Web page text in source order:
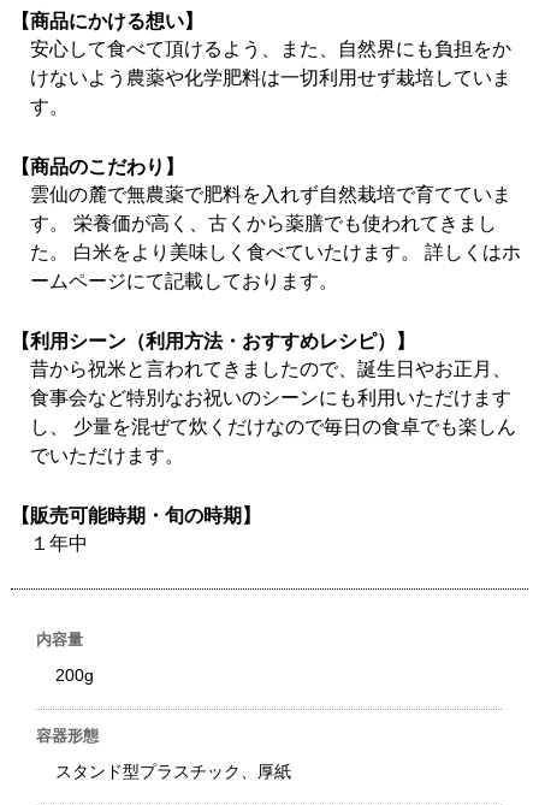
【商品にかける想い】
安心して食べて頂けるよう、また、自然界にも負担をか
けないよう農薬や化学肥料は一切利用せず栽培していま
す。
【商品のこだわり】
雲仙の麓で無農薬で肥料を入れず自然栽培で育てていま
す。 栄養価が高く、古くから薬膳でも使われてきまし
た。 白米をより美味しく食べていたけます。 詳しくはホ
ームページにて記載しております。
【利用シーン（利用方法・おすすめレシピ）】
昔から祝米と言われてきましたので、誕生日やお正月、
食事会など特別なお祝いのシーンにも利用いただけます
し、 少量を混ぜて炊くだけなので毎日の食卓でも楽しん
でいただけます。
【販売可能時期・旬の時期】
１年中
内容量
200g
容器形態
スタンド型プラスチック、厚紙